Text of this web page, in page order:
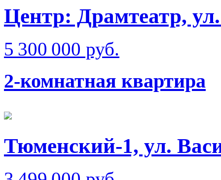
Центр: Драмтеатр,
5 300 000 руб.
2-комнатная квартира
Тюменский-1, ул.